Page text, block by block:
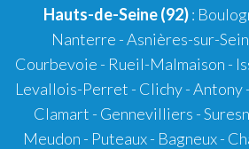
Hauts-de-Seine (92):
Nanterre - Asnières-sur-
Courbevoie - Rueil-Malmaison -
Levallois-Perret - Clichy - Antony
Clamart - Gennevilliers -
Meudon - Puteaux - Bagneux -